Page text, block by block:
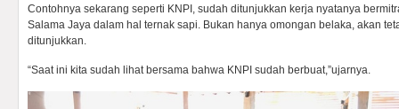
Contohnya sekarang seperti KNPI, sudah ditunjukkan kerja nyatanya
Salama Jaya dalam hal ternak sapi. Bukan hanya omongan belaka, akan
ditunjukkan.
“Saat ini kita sudah lihat bersama bahwa KNPI sudah berbuat,”ujarnya.